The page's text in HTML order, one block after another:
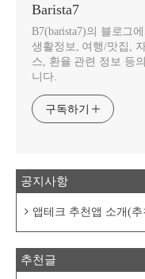
Barista7
B7(barista7)의 블로그
생활정보, 여행/맛집,
스, 환율 관련 정보 등
니다.
구독하기
공지사항
앱테크 추천앱 소개(
추천글